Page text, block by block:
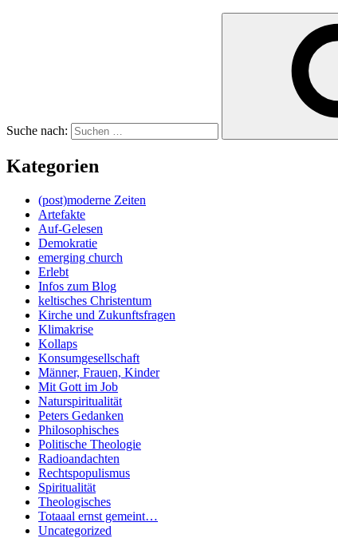
Suche nach:
Kategorien
(post)moderne Zeiten
Artefakte
Auf-Gelesen
Demokratie
emerging church
Erlebt
Infos zum Blog
keltisches Christentum
Kirche und Zukunftsfragen
Klimakrise
Kollaps
Konsumgesellschaft
Männer, Frauen, Kinder
Mit Gott im Job
Naturspiritualität
Peters Gedanken
Philosophisches
Politische Theologie
Radioandachten
Rechtspopulismus
Spiritualität
Theologisches
Totaaal ernst gemeint…
Uncategorized